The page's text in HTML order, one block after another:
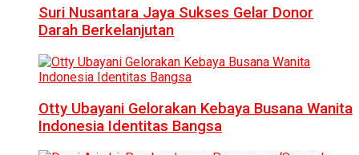
Suri Nusantara Jaya Sukses Gelar Donor
Darah Berkelanjutan
Otty Ubayani Gelorakan Kebaya Busana Wanita
Indonesia Identitas Bangsa